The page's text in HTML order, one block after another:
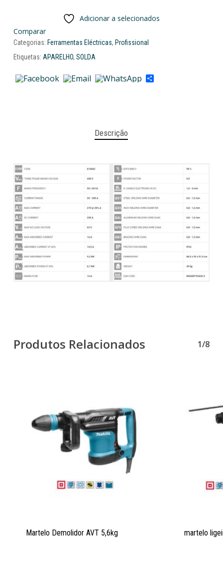
Adicionar a selecionados
Comparar
Categorias: Ferramentas Eléctricas, Profissional
Etiquetas: APARELHO, SOLDA
Share
Descrição
Produtos Relacionados 1/8
Martelo Demolidor AVT 5,6kg martelo